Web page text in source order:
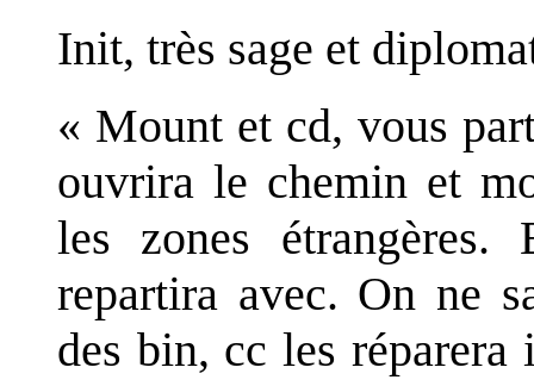
Init, très sage et
« Mount et cd, vous
ouvrira le chemin et
les zones étrangères.
repartira avec. On ne
des bin, cc les